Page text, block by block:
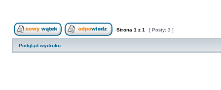
Nowy temat Odpowiedz w temacie
Strona 1 z 1 [ Posty: 3 ]
Podgląd wydruku